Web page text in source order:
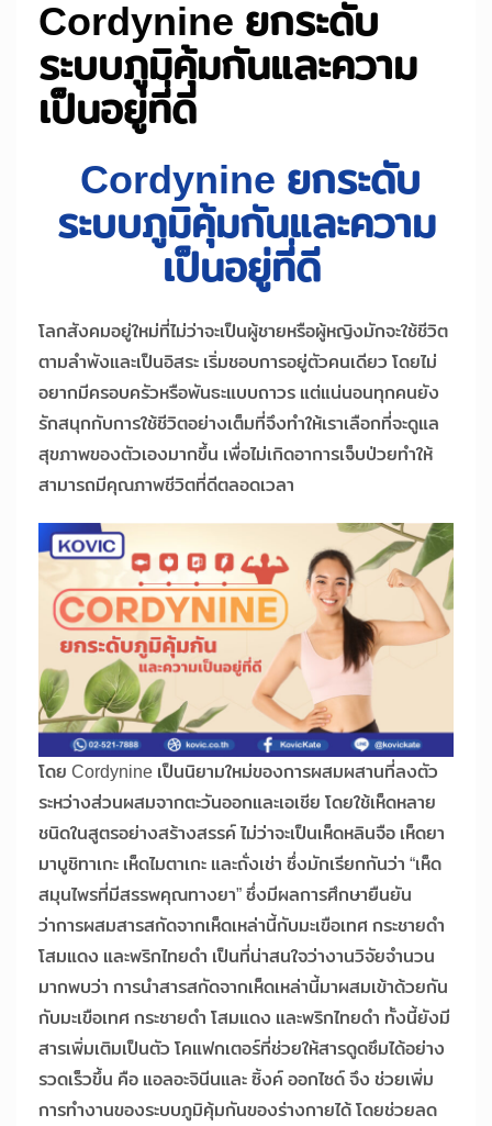
Cordynine ยกระดับ
ระบบภูมิคุ้มกันและความ
เป็นอยู่ที่ดี
Cordynine ยกระดับ
ระบบภูมิคุ้มกันและความ
เป็นอยู่ที่ดี
โลกสังคมอยู่ใหม่ที่ไม่ว่าจะเป็นผู้ชายหรือผู้หญิงมักจะใช้ชีวิต
ตามลำพังและเป็นอิสระ เริ่มชอบการอยู่ตัวคนเดียว โดยไม่
อยากมีครอบครัวหรือพันธะแบบถาวร แต่แน่นอนทุกคนยัง
รักสนุกกับการใช้ชีวิตอย่างเต็มที่จึงทำให้เราเลือกที่จะดูแล
สุขภาพของตัวเองมากขึ้น เพื่อไม่เกิดอาการเจ็บป่วยทำให้
สามารถมีคุณภาพชีวิตที่ดีตลอดเวลา
โดย Cordynine เป็นนิยามใหม่ของการผสมผสานที่ลงตัว
ระหว่างส่วนผสมจากตะวันออกและเอเชีย โดยใช้เห็ดหลาย
ชนิดในสูตรอย่างสร้างสรรค์ ไม่ว่าจะเป็นเห็ดหลินจือ เห็ดยา
มาบูชิทาเกะ เห็ดไมตาเกะ และถั่งเช่า ซึ่งมักเรียกกันว่า “เห็ด
สมุนไพรที่มีสรรพคุณทางยา” ซึ่งมีผลการศึกษายืนยัน
ว่าการผสมสารสกัดจากเห็ดเหล่านี้กับมะเขือเทศ กระชายดำ
โสมแดง และพริกไทยดำ เป็นที่น่าสนใจว่างานวิจัยจำนวน
มากพบว่า การนำสารสกัดจากเห็ดเหล่านี้มาผสมเข้าด้วยกัน
กับมะเขือเทศ กระชายดำ โสมแดง และพริกไทยดำ ทั้งนี้ยังมี
สารเพิ่มเติมเป็นตัว โคแฟกเตอร์ที่ช่วยให้สารดูดซึมได้อย่าง
รวดเร็วขึ้น คือ แอลอะจินีนและ ซิ้งค์ ออกไซด์ จึง ช่วยเพิ่ม
การทำงานของระบบภูมิคุ้มกันของร่างกายได้ โดยช่วยลด